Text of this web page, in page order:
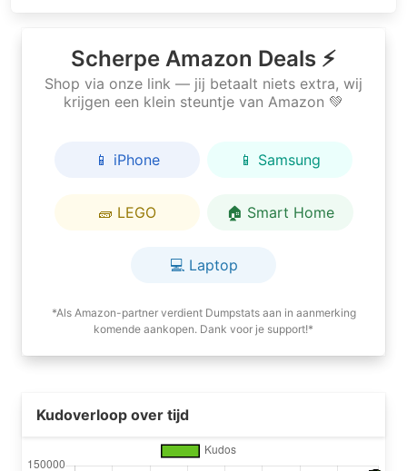
Scherpe Amazon Deals ⚡
Shop via onze link — jij betaalt niets extra, wij
krijgen een klein steuntje van Amazon 💚
📱 iPhone 📱 Samsung
🧱 LEGO 🏠 Smart Home
💻 Laptop
*Als Amazon-partner verdient Dumpstats aan in aanmerking
komende aankopen. Dank voor je support!*
Kudoverloop over tijd